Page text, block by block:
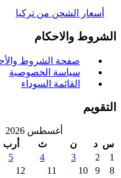
الشحن من تركيا
والاحكام
صفحة الشروط والأحكام
سياسة الخصوصية
القائمة السوداء
أغسطس 2026
د
ن
10